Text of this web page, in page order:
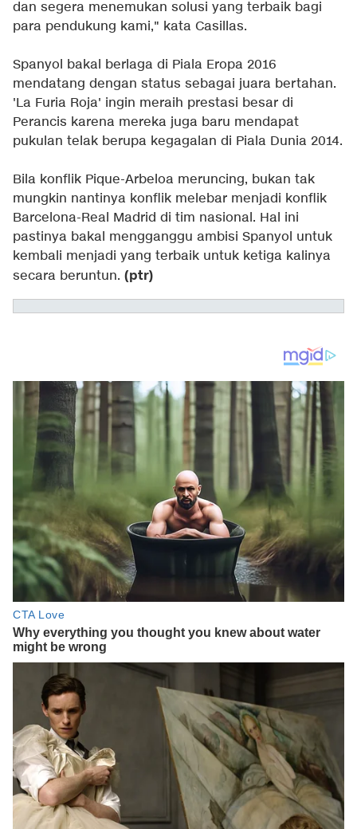
dan segera menemukan solusi yang terbaik bagi
para pendukung kami," kata Casillas.
Spanyol bakal berlaga di Piala Eropa 2016
mendatang dengan status sebagai juara bertahan.
'La Furia Roja' ingin meraih prestasi besar di
Perancis karena mereka juga baru mendapat
pukulan telak berupa kegagalan di Piala Dunia 2014.
Bila konflik Pique-Arbeloa meruncing, bukan tak
mungkin nantinya konflik melebar menjadi konflik
Barcelona-Real Madrid di tim nasional. Hal ini
pastinya bakal mengganggu ambisi Spanyol untuk
kembali menjadi yang terbaik untuk ketiga kalinya
secara beruntun. (ptr)